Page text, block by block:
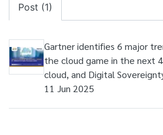
Post (1)
Gartner identifies 6 major
the cloud game in the next
cloud, and Digital
11 Jun 2025